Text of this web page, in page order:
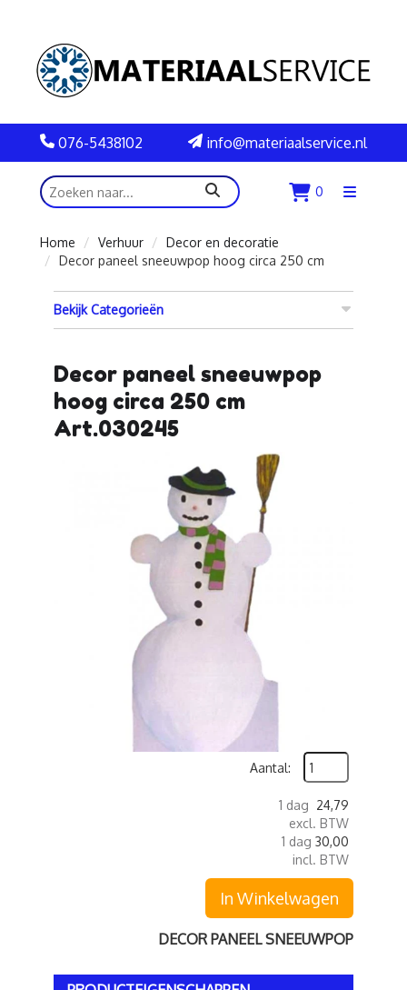
076-5438102 info@materiaalservice.nl
zoeken 0
Menu
Home
Verhuur
Decor en decoratie
Decor paneel sneeuwpop hoog circa 250 cm
Bekijk Categorieën
Decor paneel sneeuwpop
hoog circa 250 cm
Art.030245
Aantal:
1 dag 24,79
excl. BTW
1 dag 30,00
incl. BTW
In Winkelwagen
DECOR PANEEL SNEEUWPOP